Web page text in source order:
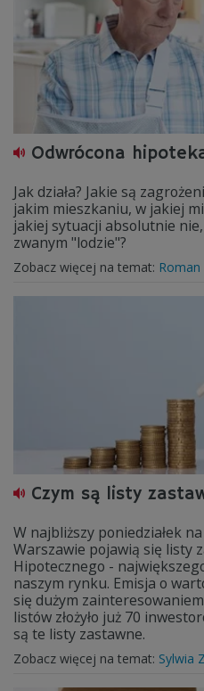
Odwrócona
Jak działa? Jakie są
jakim mieszkaniu, w jakiej
jakiej sytuacji absolutnie
zwanym "lodzie"?
Zobacz więcej na temat:
Czym są listy
W najbliższy poniedziałek
Warszawie pojawią się listy
Hipotecznego -
naszym rynku. Emisja o
się dużym
listów złożyło już 70
są te listy zastawne.
Zobacz więcej na temat: Sylwia